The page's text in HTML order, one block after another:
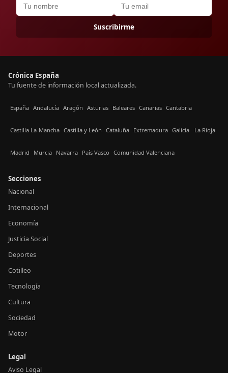
Suscribirme
Crónica España
Tu fuente de información local actualizada.
España Andalucía Aragón Asturias Baleares Canarias Cantabria
Castilla La-Mancha Castilla y León Cataluña Extremadura Galicia La Rioja
Madrid Murcia Navarra País Vasco Comunidad Valenciana
Secciones
Nacional
Internacional
Economía
Justicia Social
Deportes
Cotilleo
Tecnología
Cultura
Sociedad
Motor
Legal
Aviso Legal